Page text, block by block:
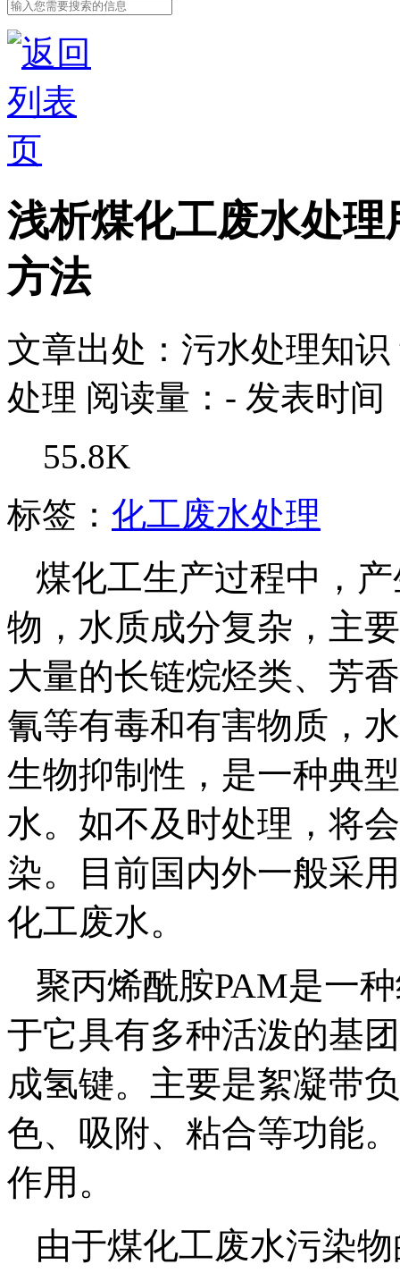
浅析煤化工废水处
方法
文章出处：污水处理知识
处理 阅读量： - 发表时间
55.8K
标签： 化工废水处理
煤化工生产过程中，
物，水质成分复杂，主
大量的长链烷烃类、芳
氰等有毒和有害物质，
生物抑制性，是一种典
水。如不及时处理，将
染。目前国内外一般采
化工废水。
聚丙烯酰胺PAM是一
于它具有多种活泼的基
成氢键。主要是絮凝带
色、吸附、粘合等功能
作用。
由于煤化工废水污染